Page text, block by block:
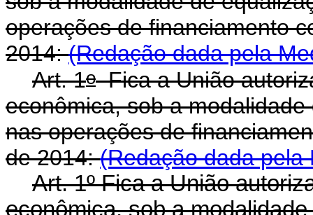
operações de financiamento
2014:(Redação dada pela
Art. 1oFica a União
econômica, sob a
nas operações de
de 2014:(Redação dada pela
Art. 1º Fica a União
econômica, sob a